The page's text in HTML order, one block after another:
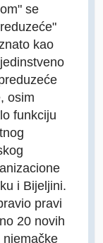
se
kao
osim
funkciju
i Bijeljini.
pravi
20 novih